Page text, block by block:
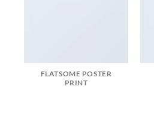
FLATSOME POSTER
PRINT